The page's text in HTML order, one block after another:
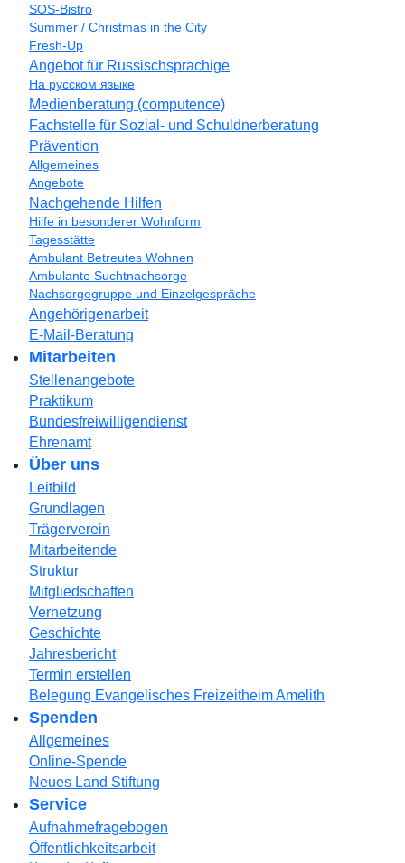
SOS-Bistro
Summer / Christmas in the City
Fresh-Up
Angebot für Russischsprachige
На русском языке
Medienberatung (computence)
Fachstelle für Sozial- und Schuldnerberatung
Prävention
Allgemeines
Angebote
Nachgehende Hilfen
Hilfe in besonderer Wohnform
Tagesstätte
Ambulant Betreutes Wohnen
Ambulante Suchtnachsorge
Nachsorgegruppe und Einzelgespräche
Angehörigenarbeit
E-Mail-Beratung
Mitarbeiten
Stellenangebote
Praktikum
Bundesfreiwilligendienst
Ehrenamt
Über uns
Leitbild
Grundlagen
Trägerverein
Mitarbeitende
Struktur
Mitgliedschaften
Vernetzung
Geschichte
Jahresbericht
Termin erstellen
Belegung Evangelisches Freizeitheim Amelith
Spenden
Allgemeines
Online-Spende
Neues Land Stiftung
Service
Aufnahmefragebogen
Öffentlichkeitsarbeit